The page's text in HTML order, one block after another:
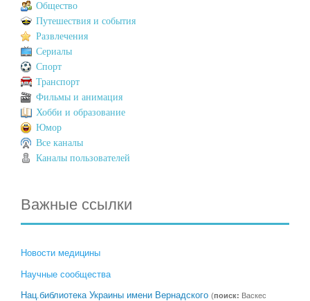
Общество
Путешествия и события
Развлечения
Сериалы
Спорт
Транспорт
Фильмы и анимация
Хобби и образование
Юмор
Все каналы
Каналы пользователей
Важные ссылки
Новости медицины
Научные сообщества
Нац.библиотека Украины имени Вернадского (поиск: Васкес